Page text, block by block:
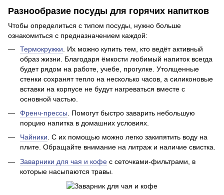
Разнообразие посуды для горячих напитков
Чтобы определиться с типом посуды, нужно больше
ознакомиться с предназначением каждой:
Термокружки . Их можно купить тем, кто ведёт активный
образ жизни. Благодаря ёмкости любимый напиток всегда
будет рядом на работе, учебе, прогулке. Утолщенные
стенки сохранят тепло на несколько часов, а силиконовые
вставки на корпусе не будут нагреваться вместе с
основной частью.
Френч-прессы . Помогут быстро заварить небольшую
порцию напитка в домашних условиях.
Чайники. С их помощью можно легко закипятить воду на
плите. Обращайте внимание на литраж и наличие свистка.
Заварники для чая и кофе с сеточками-фильтрами, в
которые насыпаются травы.